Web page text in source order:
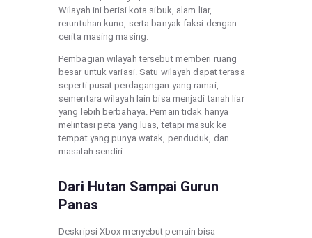
Wilayah ini berisi kota sibuk, alam liar,
reruntuhan kuno, serta banyak faksi dengan
cerita masing masing.
Pembagian wilayah tersebut memberi ruang
besar untuk variasi. Satu wilayah dapat terasa
seperti pusat perdagangan yang ramai,
sementara wilayah lain bisa menjadi tanah liar
yang lebih berbahaya. Pemain tidak hanya
melintasi peta yang luas, tetapi masuk ke
tempat yang punya watak, penduduk, dan
masalah sendiri.
Dari Hutan Sampai Gurun
Panas
Deskripsi Xbox menyebut pemain bisa